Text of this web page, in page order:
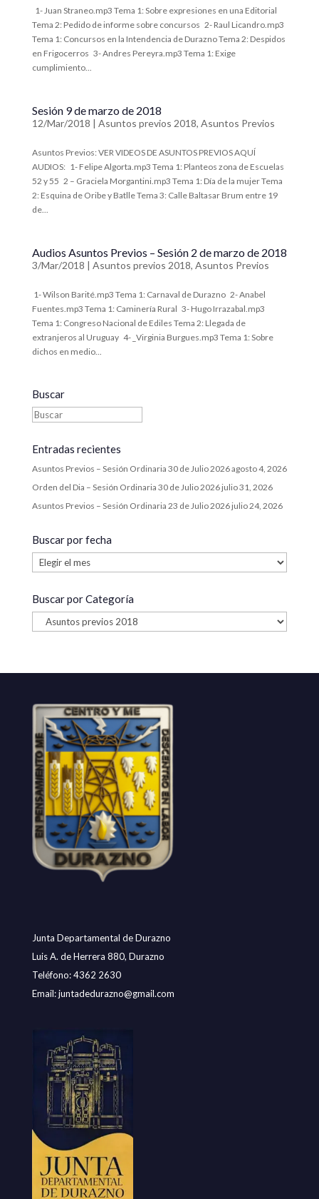
​ 1- Juan Straneo.mp3 ​Tema 1: Sobre expresiones en una Editorial
Tema 2: Pedido de informe sobre concursos ​ 2- Raul Licandro.mp3 ​
Tema 1: Concursos en la Intendencia de Durazno Tema 2: Despidos
en Frigocerros ​ 3- Andres Pereyra.mp3 ​Tema 1: Exige
cumplimiento...
Sesión 9 de marzo de 2018
12/Mar/2018 | Asuntos previos 2018, Asuntos Previos
Asuntos Previos: VER VIDEOS DE ASUNTOS PREVIOS AQUÍ
AUDIOS: ​ 1- Felipe Algorta.mp3 ​Tema 1: Planteos zona de Escuelas
52 y 55 ​ 2 – Graciela Morgantini.mp3 ​Tema 1: Día de la mujer Tema
2: Esquina de Oribe y Batlle Tema 3: Calle Baltasar Brum entre 19
de...
Audios Asuntos Previos – Sesión 2 de marzo de 2018
3/Mar/2018 | Asuntos previos 2018, Asuntos Previos
1- Wilson Barité.mp3 ​Tema 1: Carnaval de Durazno ​ 2- Anabel
Fuentes.mp3 ​Tema 1: Caminería Rural ​ 3- Hugo Irrazabal.mp3 ​
Tema 1: Congreso Nacional de Ediles Tema 2: Llegada de
extranjeros al Uruguay ​ 4- _Virginia Burgues.mp3 ​Tema 1: Sobre
dichos en medio...
Buscar
Entradas recientes
Asuntos Previos – Sesión Ordinaria 30 de Julio 2026agosto 4, 2026
Orden del Dia – Sesión Ordinaria 30 de Julio 2026 julio 31, 2026
Asuntos Previos – Sesión Ordinaria 23 de Julio 2026 julio 24, 2026
Buscar por fecha
Buscar
por
Buscar por Categoría
Buscar
por
Junta Departamental de Durazno
Luis A. de Herrera 880, Durazno
Teléfono: 4362 2630
Email:juntadedurazno@gmail.com